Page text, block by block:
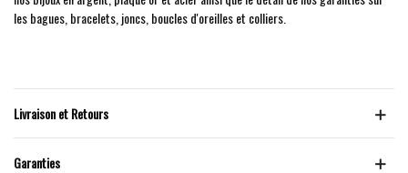
les bagues, bracelets, joncs, boucles d'oreilles et colliers.
Livraison et Retours
Garanties